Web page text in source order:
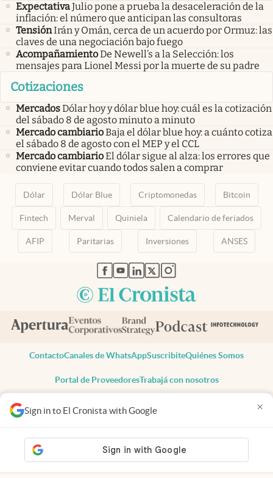
Sign in to El Cronista with Google ×
ExpectativaJulio pone a prueba la desaceleración de la
inflación: el número que anticipan las consultoras
TensiónIrán y Omán, cerca de un acuerdo por Ormuz: las
claves de una negociación bajo fuego
AcompañamientoDe Newell’s a la Selección: los
mensajes para Lionel Messi por la muerte de su padre
Cotizaciones
MercadosDólar hoy y dólar blue hoy: cuál es la cotización
del sábado 8 de agosto minuto a minuto
Mercado cambiarioBaja el dólar blue hoy: a cuánto cotiza
el sábado 8 de agosto con el MEP y el CCL
Mercado cambiarioEl dólar sigue al alza: los errores que
conviene evitar cuando todos salen a comprar
Dólar Dólar Blue Criptomonedas Bitcoin
Fintech Merval Quiniela Calendario de feriados
AFIP Paritarias Inversiones ANSES
abre en nueva pestaña
abre en nueva pestaña
abre en nueva pestaña
abre en nueva pestaña
abre en nueva pestaña
ContactoCanales de WhatsAppSuscribiteQuiénes Somos
Portal de ProveedoresTrabajá con nosotros
Todos los derechos reservados
Privacidad
Consentimiento
Tel:+54 11 7078-3270